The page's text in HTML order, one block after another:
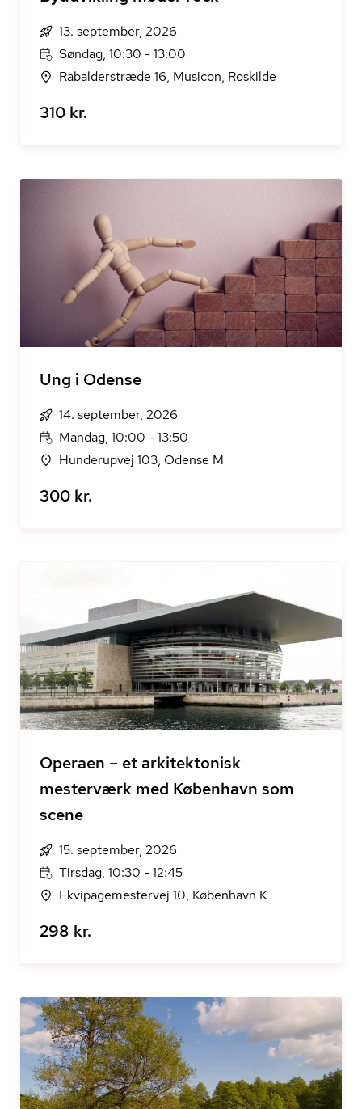
13. september, 2026
Søndag, 10:30 - 13:00
Rabalderstræde 16, Musicon, Roskilde
310 kr.
Ung i Odense
14. september, 2026
Mandag, 10:00 - 13:50
Hunderupvej 103, Odense M
300 kr.
Operaen – et arkitektonisk
mesterværk med København som
scene
15. september, 2026
Tirsdag, 10:30 - 12:45
Ekvipagemestervej 10, København K
298 kr.